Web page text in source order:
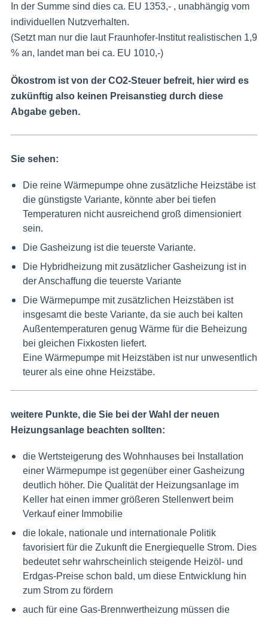
In der Summe sind dies ca. EU 1353,- , unabhängig vom
individuellen Nutzverhalten.
(Setzt man nur die laut Fraunhofer-Institut realistischen 1,9
% an, landet man bei ca. EU 1010,-)
Ökostrom ist von der CO2-Steuer befreit, hier wird es
zukünftig also keinen Preisanstieg durch diese
Abgabe geben.
Sie sehen:
Die reine Wärmepumpe ohne zusätzliche Heizstäbe ist
die günstigste Variante, könnte aber bei tiefen
Temperaturen nicht ausreichend groß dimensioniert
sein.
Die Gasheizung ist die teuerste Variante.
Die Hybridheizung mit zusätzlicher Gasheizung ist in
der Anschaffung die teuerste Variante
Die Wärmepumpe mit zusätzlichen Heizstäben ist
insgesamt die beste Variante, da sie auch bei kalten
Außentemperaturen genug Wärme für die Beheizung
bei gleichen Fixkosten liefert.
Eine Wärmepumpe mit Heizstäben ist nur unwesentlich
teurer als eine ohne Heizstäbe.
weitere Punkte, die Sie bei der Wahl der neuen
Heizungsanlage beachten sollten:
die Wertsteigerung des Wohnhauses bei Installation
einer Wärmepumpe ist gegenüber einer Gasheizung
deutlich höher. Die Qualität der Heizungsanlage im
Keller hat einen immer größeren Stellenwert beim
Verkauf einer Immobilie
die lokale, nationale und internationale Politik
favorisiert für die Zukunft die Energiequelle Strom. Dies
bedeutet sehr wahrscheinlich steigende Heizöl- und
Erdgas-Preise schon bald, um diese Entwicklung hin
zum Strom zu fördern
auch für eine Gas-Brennwertheizung müssen die